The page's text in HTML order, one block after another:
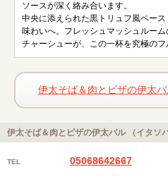
ソースが深く絡み合います。
中央に添えられた黒トリュフ風ペー
味わいへ。フレッシュマッシュルー
チャーシューが、この一杯を究極の
伊太そば＆肉とピザの伊太
伊太そば＆肉とピザの伊太バル （イタソ
TEL 05068642667